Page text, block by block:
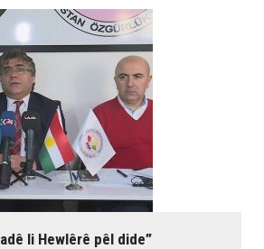
li Hewlêrê pêl dide”